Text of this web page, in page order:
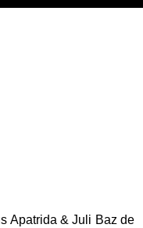
Apatrida & Juli Baz de